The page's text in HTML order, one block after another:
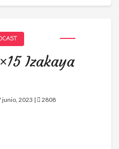
Izakaya
junio, 2023 | 2808